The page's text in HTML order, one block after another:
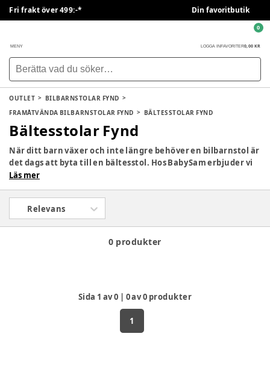
Fri frakt över 499:-* Din favoritbutik
MENY LOGGA IN FAVORITER0,00 KR
0
OUTLET
BILBARNSTOLAR FYND
FRAMÅTVÄNDA BILBARNSTOLAR FYND
BÄLTESSTOLAR FYND
Bältesstolar Fynd
När ditt barn växer och inte längre behöver en bilbarnstol är
det dags att byta till en bältesstol. Hos BabySam erbjuder vi
ett brett sortiment av bältesstolar från ledande märken som
designade för att ge ditt barn optimal säkerhet och komfort
under bilresan.
Läs mer
Relevans
0 produkter
Sida 1 av0 | 0av0 produkter
1